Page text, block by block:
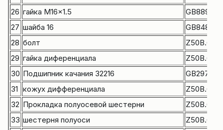
26 гайка M16x1.5
GB889-86
27 шайба 16
GB848-85
28 болт
Z50B.6.1-
29 гайка диференциала
Z50B.6.1-5
30 Подшипник качания 32216
GB297-84
31 кожух дифференциала
Z50B.6.1-
32 Прокладка полуосевой шестерни
Z50B.6.1-
33 шестерня полуоси
Z50B.6.1-